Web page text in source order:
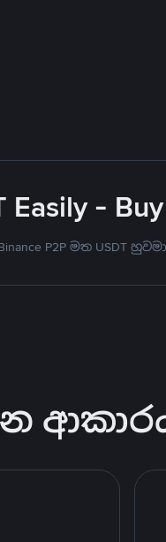
Easily -
P2P මත